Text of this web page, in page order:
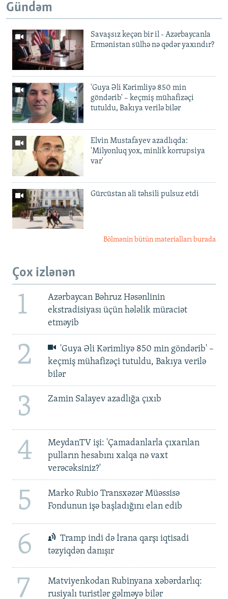
Gündəm
Savaşsız keçən bir il - Azərbaycanla
Ermənistan sülhə nə qədər yaxındır?
'Guya Əli Kərimliyə 850 min
göndərib' – keçmiş mühafizəçi
tutuldu, Bakıya verilə bilər
Elvin Mustafayev azadlıqda:
'Milyonluq yox, minlik korrupsiya
var'
Gürcüstan ali təhsili pulsuz etdi
Bölmənin bütün materialları burada
Çox izlənən
1
Azərbaycan Bəhruz Həsənlinin
ekstradisiyası üçün hələlik müraciət
etməyib
2
'Guya Əli Kərimliyə 850 min göndərib' –
keçmiş mühafizəçi tutuldu, Bakıya verilə
bilər
3 Zamin Salayev azadlığa çıxıb
4
MeydanTV işi: 'Çamadanlarla çıxarılan
pulların hesabını xalqa nə vaxt
verəcəksiniz?'
5
Marko Rubio Transxəzər Müəssisə
Fondunun işə başladığını elan edib
6
Tramp indi də İrana qarşı iqtisadi
təzyiqdən danışır
7
Matviyenkodan Rubinyana xəbərdarlıq:
rusiyalı turistlər gəlməyə bilər